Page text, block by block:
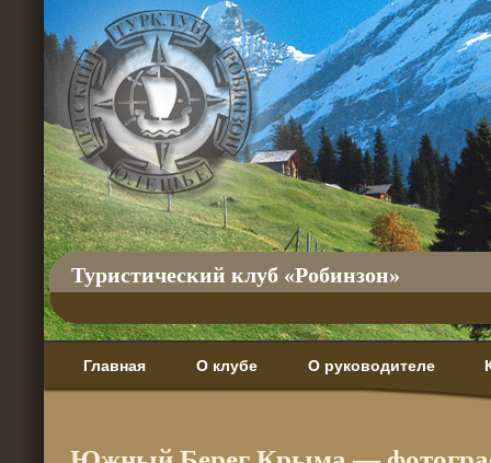
Туристический клуб «Робинзон»
Главная О клубе О руководителе